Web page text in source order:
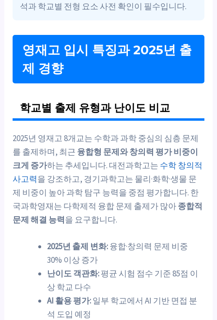
석과 학교별 전형 요소 사전 확인이 필수입니다.
영재고 입시 특징과 2025년 출
제 경향
학교별 출제 유형과 난이도 비교
2025년 영재고 8개교는 수학과 과학 중심의 심층 문제
를 출제하며, 최근 융합형 문제와 창의력 평가 비중이
크게 증가하는 추세입니다. 대전과학고는 수학 창의적
사고력을 강조하고, 경기과학고는 물리·화학·생물 문
제 비중이 높아 과학 탐구 능력을 중점 평가합니다. 한
국과학영재는 다학제적 융합 문제 출제가 많아종합적
문제 해결 능력을 요구합니다.
2025년 출제 변화:융합·창의력 문제 비중
30% 이상 증가
난이도 객관화:평균 시험 점수 기준 85점 이
상 학교 다수
AI 활용 평가:일부 학교에서 AI 기반 면접 분
석 도입 예정